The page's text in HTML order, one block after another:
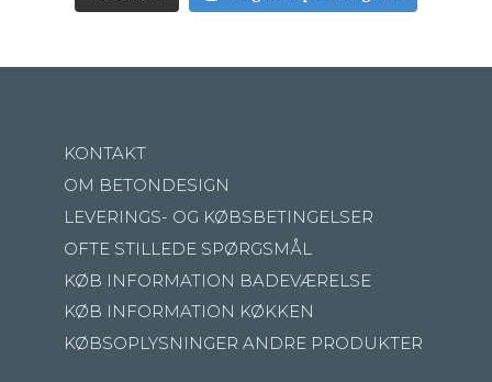
KONTAKT
OM BETONDESIGN
LEVERINGS- OG KØBSBETINGELSER
OFTE STILLEDE SPØRGSMÅL
KØB INFORMATION BADEVÆRELSE
KØB INFORMATION KØKKEN
KØBSOPLYSNINGER ANDRE PRODUKTER